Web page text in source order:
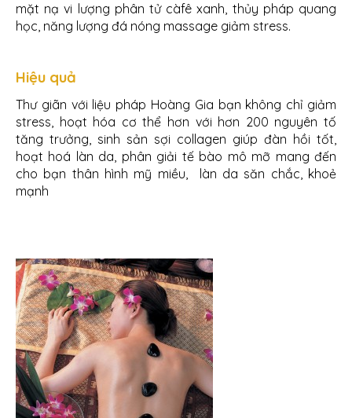
mặt nạ vi lượng phân tử càfê xanh, thủy pháp quang
học, năng lượng đá nóng massage giảm stress.
Hiệu quả
Thư giãn với liệu pháp Hoàng Gia bạn không chỉ giảm
stress, hoạt hóa cơ thể hơn với hơn 200 nguyên tố
tăng trưởng, sinh sản sợi collagen giúp đàn hồi tốt,
hoạt hoá làn da, phân giải tế bào mô mỡ mang đến
cho bạn thân hình mỹ miều, làn da săn chắc, khoẻ
mạnh